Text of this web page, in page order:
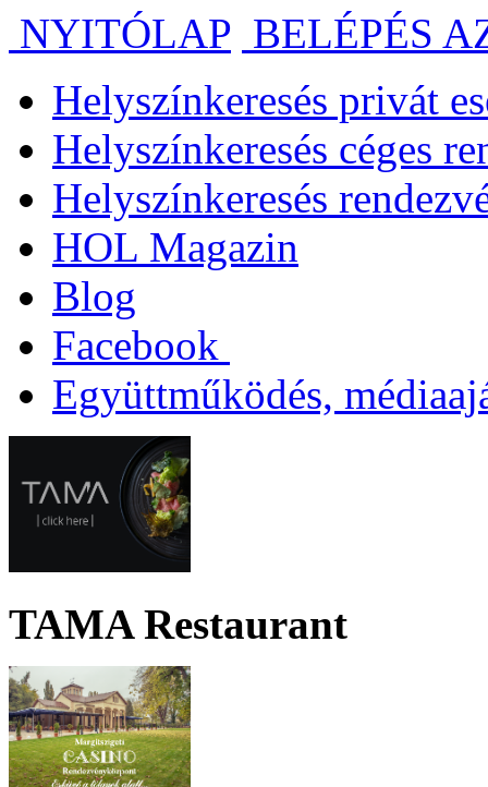
NYITÓLAP BELÉPÉS
Helyszínkeresés privát
Helyszínkeresés céges
Helyszínkeresés
HOL Magazin
Blog
Facebook
Együttműködés,
TAMA Restaurant